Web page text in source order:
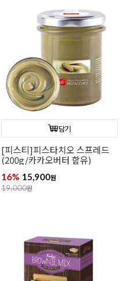
담기
[피스티]피스타치오 스프레드
(200g/카카오버터 함유)
16% 15,900원
19,000원